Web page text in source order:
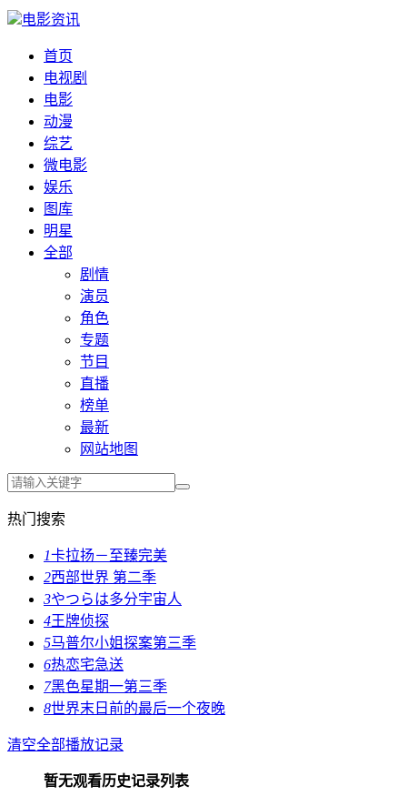
电影资讯
首页
电视剧
电影
动漫
综艺
微电影
娱乐
图库
明星
全部
剧情
演员
角色
专题
节目
直播
榜单
最新
网站地图
热门搜索
1卡拉扬－至臻完美
2西部世界 第二季
3やつらは多分宇宙人
4王牌侦探
5马普尔小姐探案第三季
6热恋宅急送
7黑色星期一第三季
8世界末日前的最后一个夜晚
清空全部播放记录
暂无观看历史记录列表